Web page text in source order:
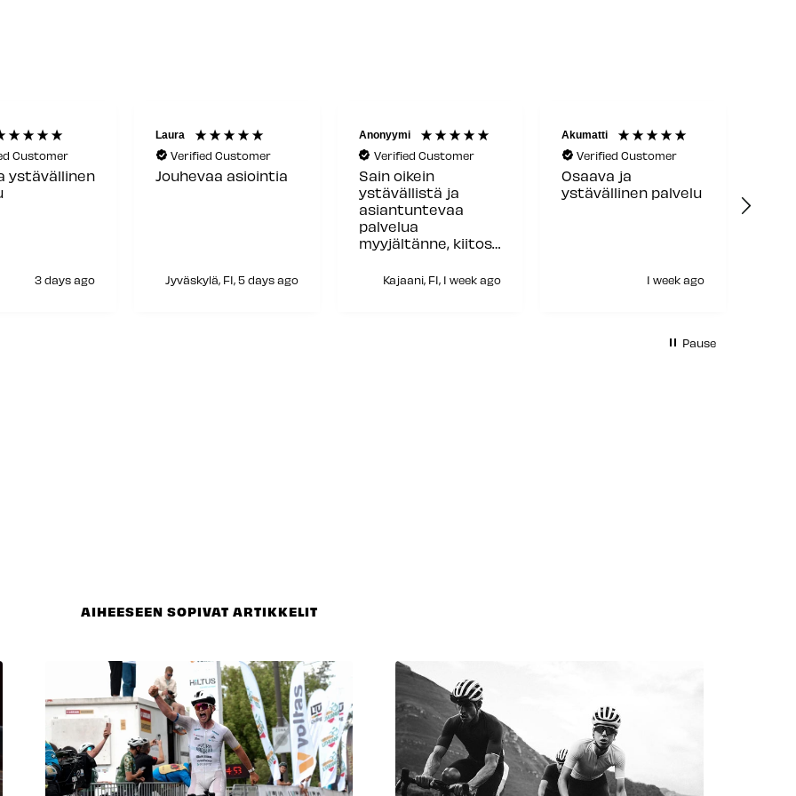
Customer
ystävällinen
3 days ago
Laura
Verified Customer
Jouhevaa asiointia
Jyväskylä, FI, 5 days ago
Anonyymi
Verified Customer
Sain oikein
ystävällistä ja
asiantuntevaa
palvelua
myyjältänne, kiitos
Kajaani, FI, 1 week ago
Akumatti
Verified Customer
Osaava ja
ystävällinen palvelu
1 week ago
Pause
AIHEESEEN SOPIVAT ARTIKKELIT